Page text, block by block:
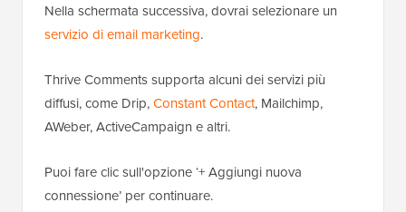
Nella schermata successiva, dovrai selezionare un
servizio di email marketing.
Thrive Comments supporta alcuni dei servizi più
diffusi, come Drip,Constant Contact, Mailchimp,
AWeber, ActiveCampaign e altri.
Puoi fare clic sull'opzione ‘+ Aggiungi nuova
connessione’ per continuare.